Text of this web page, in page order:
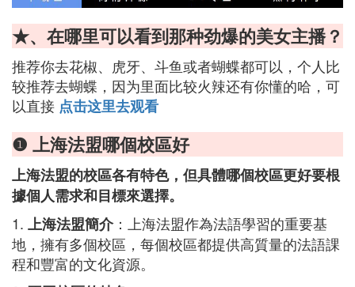
★、在哪里可以看到那种劲爆的美女主播？
推荐你去花椒、虎牙、斗鱼或者蝴蝶都可以，个人比
较推荐去蝴蝶，因为里面比较火辣还有你懂的哈，可
以直接 点击这里去观看
❶ 上海法盟哪個校區好
上海法盟的校區各有特色，但具體哪個校區更好要根
據個人需求和目標來選擇。
1. 上海法盟簡介：上海法盟作為法語學習的重要基
地，擁有多個校區，每個校區都提供高質量的法語課
程和豐富的文化資源。